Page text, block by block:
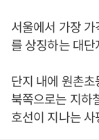
서울에서 가장
를 상징하는 대
단지 내에 원촌
북쪽으로는 지하
호선이 지나는